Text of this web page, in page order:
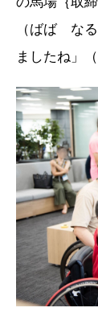
（ばば な
ましたね」